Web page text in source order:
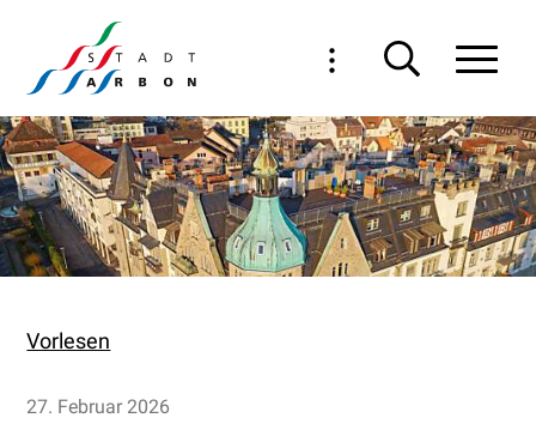
Navigieren in Arbon
Schnellnavigation
Vorlesen
27. Februar 2026